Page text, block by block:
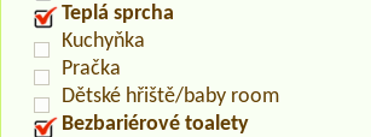
Teplá sprcha
Kuchyňka
Pračka
Dětské hřiště/baby room
Bezbariérové toalety